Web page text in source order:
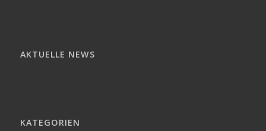
AKTUELLE NEWS
KATEGORIEN